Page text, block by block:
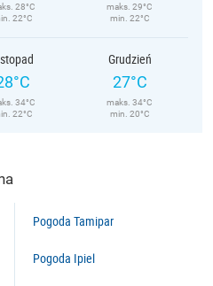
28°C
22°C
maks. 29°C
min. 22°C
34°C
22°C
Grudzień
27°C
maks. 34°C
min. 20°C
Pogoda Tamipar
Pogoda Ipiel